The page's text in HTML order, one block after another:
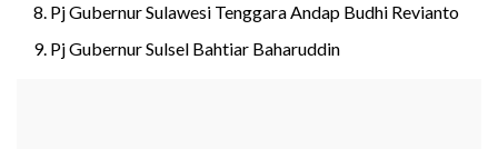
Pj Gubernur Sulawesi Tenggara Andap Budhi Revianto
Pj Gubernur Sulsel Bahtiar Baharuddin